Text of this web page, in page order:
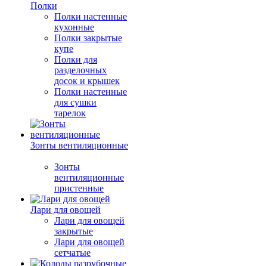
Полки
Полки настенные
кухонные
Полки закрытые
купе
Полки для
разделочных
досок и крышек
Полки настенные
для сушки
тарелок
Зонты вентиляционные
Зонты
вентиляционные
пристенные
Лари для овощей
Лари для овощей
закрытые
Лари для овощей
сетчатые